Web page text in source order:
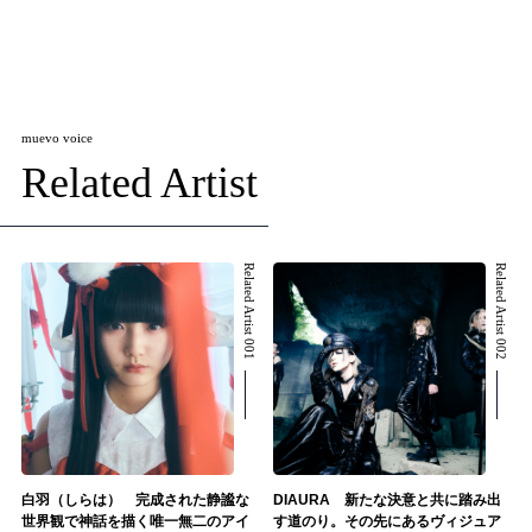
muevo voice
Related Artist
Related Artist 001
白羽（しらは） 完成された静謐な
世界観で神話を描く唯一無二のアイ
Related Artist 002
DIAURA 新たな決意と共に踏み出
す道のり。その先にあるヴィジュア